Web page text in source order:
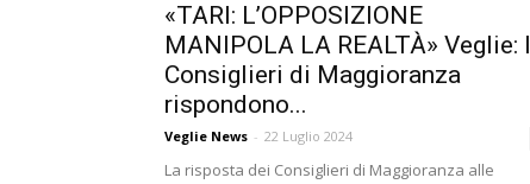
«TARI: L’OPPOSIZIONE
MANIPOLA LA REALTÀ» Veglie: I
Consiglieri di Maggioranza
rispondono...
Veglie News - 22 Luglio 2024
La risposta dei Consiglieri di Maggioranza alle